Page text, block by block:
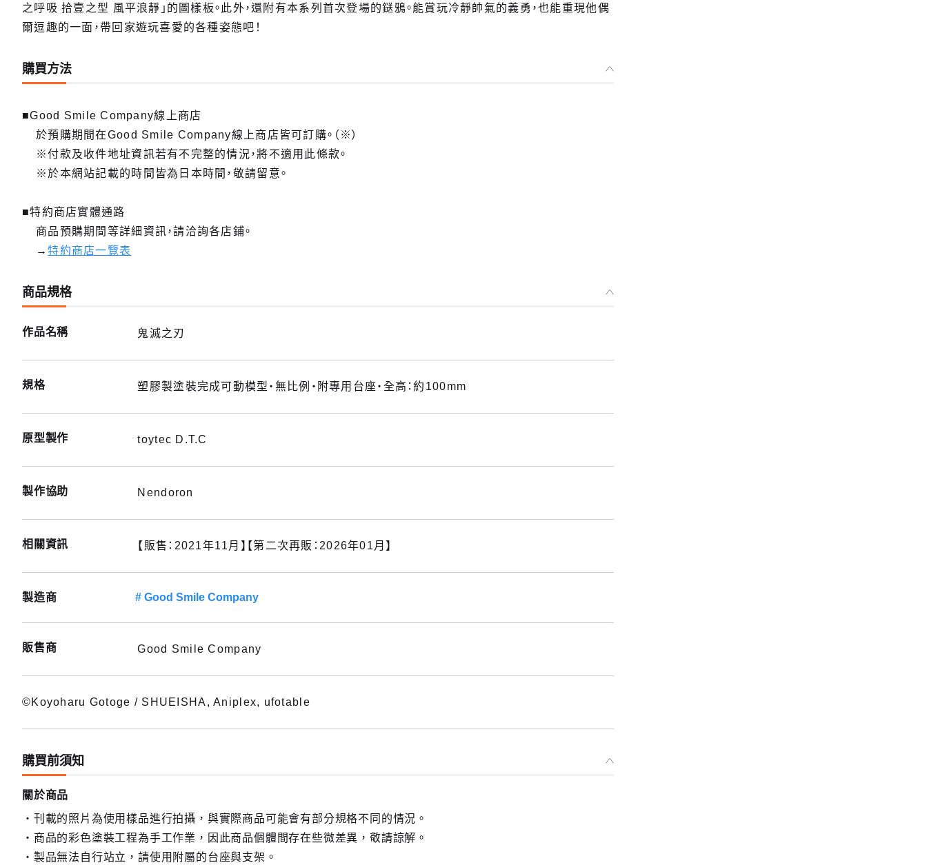
之呼吸 拾壹之型 風平浪靜」的圖樣板。此外，還附有本系列首次登場的鎹鴉。能賞玩冷靜帥氣的義勇，也能重現他偶
爾逗趣的一面，帶回家遊玩喜愛的各種姿態吧！
購買方法
■Good Smile Company線上商店
於預購期間在Good Smile Company線上商店皆可訂購。（※）
※付款及收件地址資訊若有不完整的情況，將不適用此條款。
※於本網站記載的時間皆為日本時間，敬請留意。
■特約商店實體通路
商品預購期間等詳細資訊，請洽詢各店鋪。
→特約商店一覽表
商品規格
作品名稱 鬼滅之刃
規格 塑膠製塗裝完成可動模型・無比例・附專用台座・全高：約100mm
原型製作 toytec D.T.C
製作協助 Nendoron
相關資訊 【販售：2021年11月】【第二次再販：2026年01月】
製造商 Good Smile Company
販售商 Good Smile Company
©Koyoharu Gotoge / SHUEISHA, Aniplex, ufotable
購買前須知
關於商品
刊載的照片為使用樣品進行拍攝，與實際商品可能會有部分規格不同的情況。
商品的彩色塗裝工程為手工作業，因此商品個體間存在些微差異，敬請諒解。
製品無法自行站立，請使用附屬的台座與支架。